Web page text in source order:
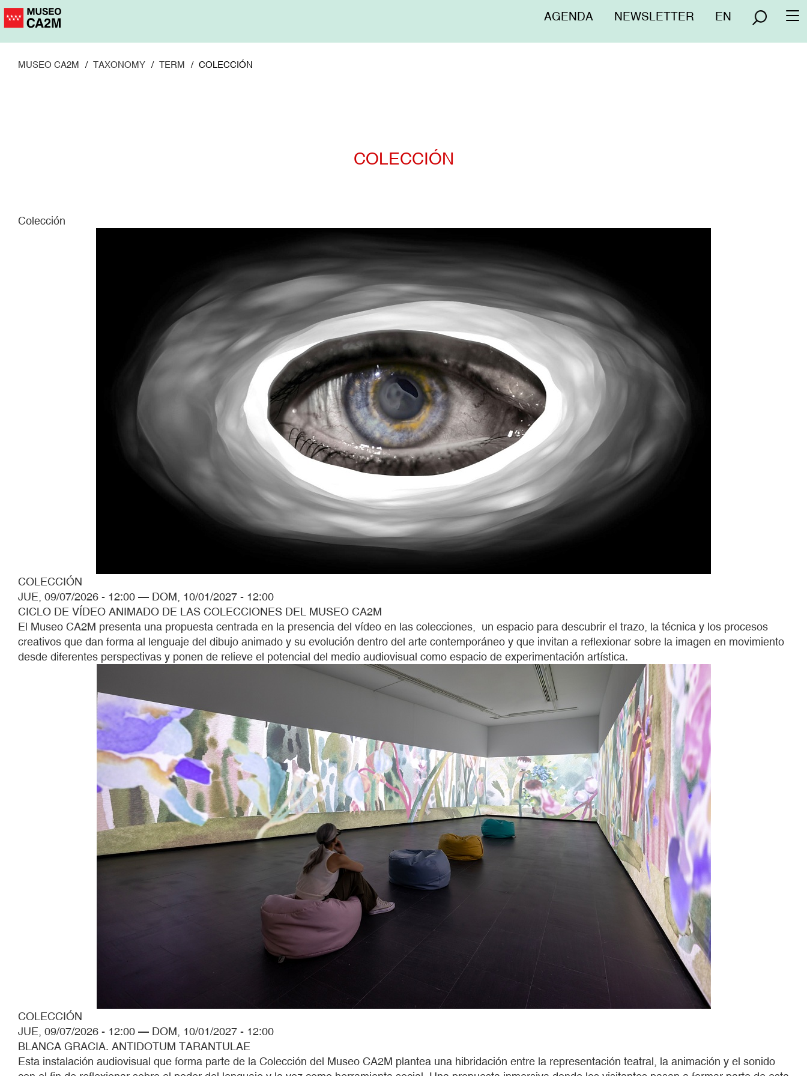
Pasar
Menú
AGENDA NEWSLETTER EN
MUSEO CA2M TAXONOMY TERM COLECCIÓN
COLECCIÓN
Colección
COLECCIÓN
JUE, 09/07/2026 - 12:00 — DOM, 10/01/2027 - 12:00
CICLO DE VÍDEO ANIMADO DE LAS COLECCIONES DEL MUSEO CA2M
El Museo CA2M presenta una propuesta centrada en la presencia del vídeo en las colecciones, un espacio para descubrir el trazo, la técnica y los procesos
creativos que dan forma al lenguaje del dibujo animado y su evolución dentro del arte contemporáneo y que invitan a reflexionar sobre la imagen en movimiento
desde diferentes perspectivas y ponen de relieve el potencial del medio audiovisual como espacio de experimentación artística.
COLECCIÓN
JUE, 09/07/2026 - 12:00 — DOM, 10/01/2027 - 12:00
BLANCA GRACIA. ANTIDOTUM TARANTULAE
Esta instalación audiovisual que forma parte de la Colección del Museo CA2M plantea una hibridación entre la representación teatral, la animación y el sonido